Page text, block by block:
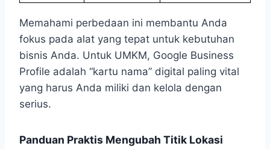
Memahami perbedaan ini membantu Anda
fokus pada alat yang tepat untuk kebutuhan
bisnis Anda. Untuk UMKM, Google Business
Profile adalah “kartu nama” digital paling vital
yang harus Anda miliki dan kelola dengan
serius.
Panduan Praktis Mengubah Titik Lokasi